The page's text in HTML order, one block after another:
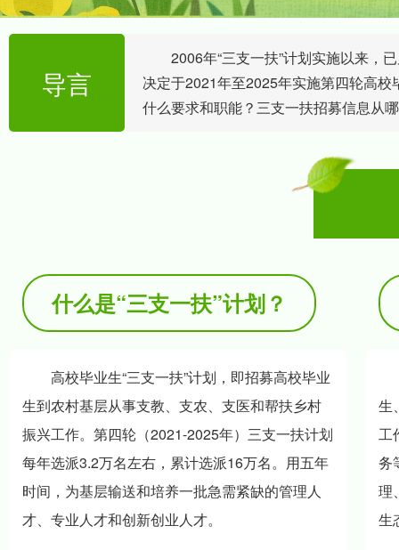
导言
2006年“三支一扶”计划实施以来，
决定于2021年至2025年实施第四轮高校
什么要求和职能？三支一扶招募信息从
什么是“三支一扶”计划？
高校毕业生“三支一扶”计划，即招募高校毕业
生到农村基层从事支教、支农、支医和帮扶乡村
振兴工作。第四轮（2021-2025年）三支一扶计划
每年选派3.2万名左右，累计选派16万名。用五年
时间，为基层输送和培养一批急需紧缺的管理人
才、专业人才和创新创业人才。
生
工
务
理
生